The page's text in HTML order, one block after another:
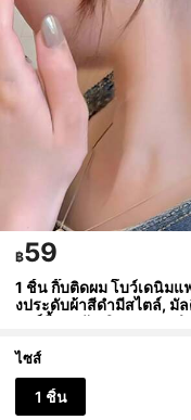
฿59
1 ชิ้น กิ๊บติดผม โบว์เดนิมแ
งประดับผ้าสีดำมีสไตล์, มั
ปาร์ตี้และวันเกิด, เหมาะ
ด็กผู้หญิงและเพื่อนซี้ เครื่อ
รา, เครื่องประดับโบว์, ของ
ะดับฤดูใบไม้ร่วงสำหรับวิ
ว สำหรับชุดวันหยุด ผู้หญิง
ไซส์
1 ชิ้น